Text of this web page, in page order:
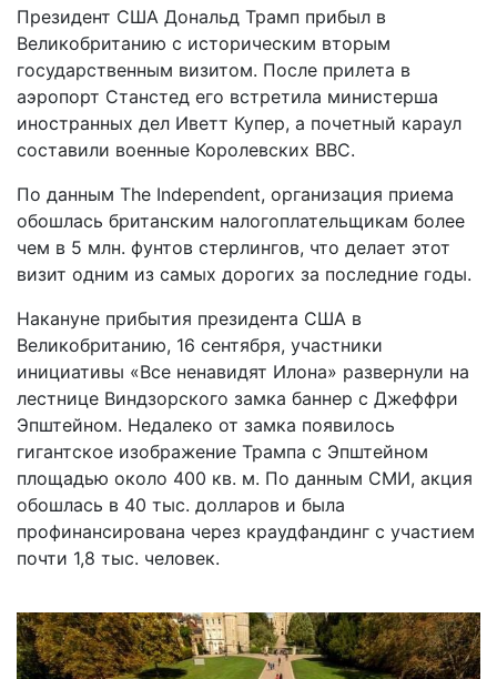
Президент США Дональд Трамп прибыл в
Великобританию с историческим вторым
государственным визитом. После прилета в
аэропорт Станстед его встретила министерша
иностранных дел Иветт Купер, а почетный караул
составили военные Королевских ВВС.
По данным The Independent, организация приема
обошлась британским налогоплательщикам более
чем в 5 млн. фунтов стерлингов, что делает этот
визит одним из самых дорогих за последние годы.
Накануне прибытия президента США в
Великобританию, 16 сентября, участники
инициативы «Все ненавидят Илона» развернули на
лестнице Виндзорского замка баннер с Джеффри
Эпштейном. Недалеко от замка появилось
гигантское изображение Трампа с Эпштейном
площадью около 400 кв. м. По данным СМИ, акция
обошлась в 40 тыс. долларов и была
профинансирована через краудфандинг с участием
почти 1,8 тыс. человек.